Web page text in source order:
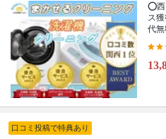
⭕
ス
代無
口コミ投稿で特典あり